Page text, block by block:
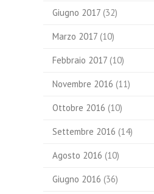
Giugno 2017(32)
Marzo 2017(10)
Febbraio 2017(10)
Novembre 2016 (11)
Ottobre 2016 (10)
Settembre 2016 (14)
Agosto 2016 (10)
Giugno 2016 (36)